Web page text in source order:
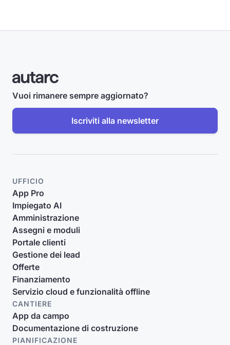
Vuoi rimanere sempre aggiornato?
Iscriviti alla newsletter
UFFICIO
App Pro
Impiegato AI
Amministrazione
Assegni e moduli
Portale clienti
Gestione dei lead
Offerte
Finanziamento
Servizio cloud e funzionalità offline
CANTIERE
App da campo
Documentazione di costruzione
PIANIFICAZIONE